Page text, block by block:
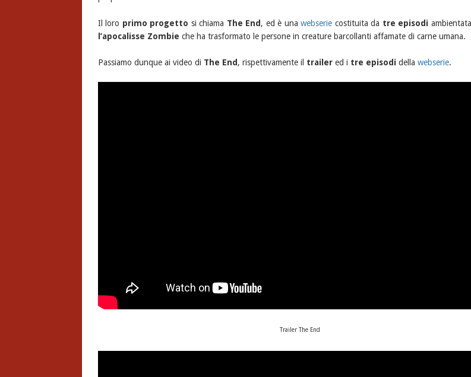
Il loro primo progetto si chiama The End , ed è unawebserie costituita da tre episodi
l’apocalisse Zombie che ha trasformato le persone in creature barcollanti affamate di carne umana.
Passiamo dunque ai video di The End , rispettivamente il trailered i tre episodidella webserie.
Trailer The End